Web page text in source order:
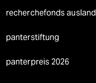
recherchefonds ausland
panterstiftung
panterpreis 2026